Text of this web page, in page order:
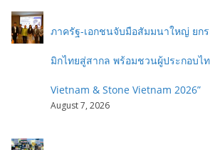
ภาครัฐ-เอกชนจับมือสัมมนาใหญ่ ยก
มิกไทยสู่สากล พร้อมชวนผู้ประกอบไ
Vietnam & Stone Vietnam 2026”
August 7, 2026